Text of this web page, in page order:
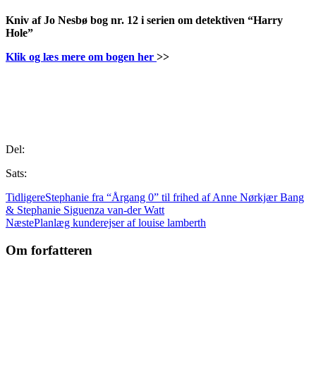
Kniv af Jo Nesbø bog nr. 12 i serien om detektiven “Harry
Hole”
Klik og læs mere om bogen her >>
Del:
Sats:
TidligereStephanie fra “Årgang 0” til frihed af Anne Nørkjær Bang
& Stephanie Siguenza van-der Watt
NæstePlanlæg kunderejser af louise lamberth
Om forfatteren